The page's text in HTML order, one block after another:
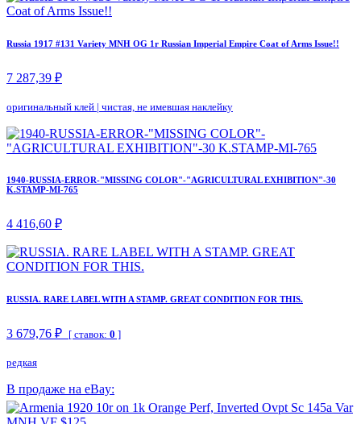
Russia 1917 #131 Variety MNH OG 1r Russian Imperial Empire Coat of Arms Issue!!
7 287,39 ₽
оригинальный клей | чистая, не имевшая наклейку
1940-RUSSIA-ERROR-"MISSING COLOR"-"AGRICULTURAL EXHIBITION"-30
K.STAMP-MI-765
4 416,60 ₽
RUSSIA. RARE LABEL WITH A STAMP. GREAT CONDITION FOR THIS.
3 679,76 ₽ [ ставок: 0 ]
редкая
В продаже на eBay: